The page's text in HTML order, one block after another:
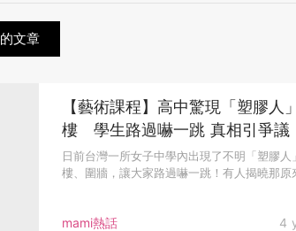
文章
mami熱話 4
【藝術課程】高中驚現「塑膠人
樓 學生路過嚇一跳 真相引爭議
何在？」
日前台灣一所女子中學內出現了不明「塑膠人
樓、圍牆，讓大家路過嚇一跳！有人揭曉那原